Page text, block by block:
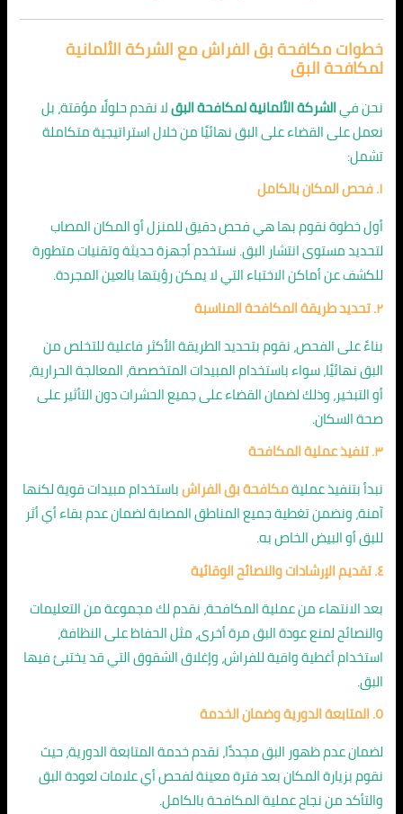
خطوات مكافحة بق الفراش مع الشركة الألمانية
لمكافحة البق
نحن فيالشركة الألمانية لمكافحة البقلا نقدم حلولًا مؤقتة، بل
نعمل على القضاء على البق نهائيًا من خلال استراتيجية متكاملة
تشمل:
١. فحص المكان بالكامل
أول خطوة نقوم بها هي فحص دقيق للمنزل أو المكان المصاب
لتحديد مستوى انتشار البق. نستخدم أجهزة حديثة وتقنيات متطورة
للكشف عن أماكن الاختباء التي لا يمكن رؤيتها بالعين المجردة.
٢. تحديد طريقة المكافحة المناسبة
بناءً على الفحص، نقوم بتحديد الطريقة الأكثر فاعلية للتخلص من
البق نهائيًا، سواء باستخدام المبيدات المتخصصة، المعالجة الحرارية،
أو التبخير، وذلك لضمان القضاء على جميع الحشرات دون التأثير على
صحة السكان.
٣. تنفيذ عملية المكافحة
نبدأ بتنفيذ عمليةمكافحة بق الفراشباستخدام مبيدات قوية لكنها
آمنة، ونضمن تغطية جميع المناطق المصابة لضمان عدم بقاء أي أثر
للبق أو البيض الخاص به.
٤. تقديم الإرشادات والنصائح الوقائية
بعد الانتهاء من عملية المكافحة، نقدم لك مجموعة من التعليمات
والنصائح لمنع عودة البق مرة أخرى، مثل الحفاظ على النظافة،
استخدام أغطية واقية للفراش، وإغلاق الشقوق التي قد يختبئ فيها
البق.
٥. المتابعة الدورية وضمان الخدمة
لضمان عدم ظهور البق مجددًا، نقدم خدمة المتابعة الدورية، حيث
نقوم بزيارة المكان بعد فترة معينة لفحص أي علامات لعودة البق
والتأكد من نجاح عملية المكافحة بالكامل.